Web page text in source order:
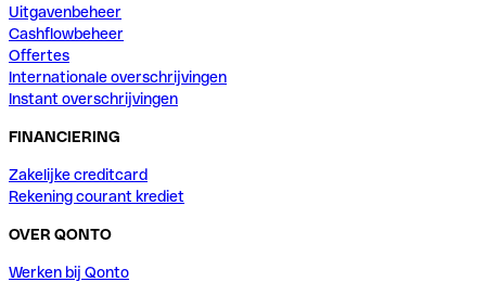
Uitgavenbeheer
Cashflowbeheer
Offertes
Internationale overschrijvingen
Instant overschrijvingen
FINANCIERING
Zakelijke creditcard
Rekening courant krediet
OVER QONTO
Werken bij Qonto